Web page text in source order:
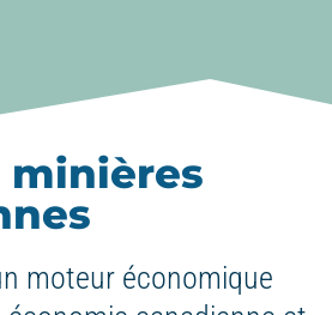
minières
moteur économique